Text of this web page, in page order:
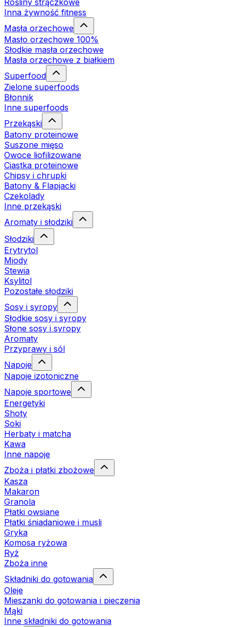
Rośliny strączkowe
Inna żywność fitness
Masła orzechowe
Masło orzechowe 100%
Słodkie masła orzechowe
Masła orzechowe z białkiem
Superfood
Zielone superfoods
Błonnik
Inne superfoods
Przekąski
Batony proteinowe
Suszone mięso
Owoce liofilizowane
Ciastka proteinowe
Chipsy i chrupki
Batony & Flapjacki
Czekolady
Inne przekąski
Aromaty i słodziki
Słodziki
Erytrytol
Miody
Stewia
Ksylitol
Pozostałe słodziki
Sosy i syropy
Słodkie sosy i syropy
Słone sosy i syropy
Aromaty
Przyprawy i sól
Napoje
Napoje izotoniczne
Napoje sportowe
Energetyki
Shoty
Soki
Herbaty i matcha
Kawa
Inne napoje
Zboża i płatki zbożowe
Kasza
Makaron
Granola
Płatki owsiane
Płatki śniadaniowe i musli
Gryka
Komosa ryżowa
Ryż
Zboża inne
Składniki do gotowania
Oleje
Mieszanki do gotowania i pieczenia
Mąki
Inne składniki do gotowania